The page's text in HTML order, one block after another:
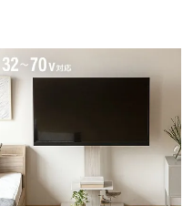
ィング
ーコーティング加工
がれも軽減します。